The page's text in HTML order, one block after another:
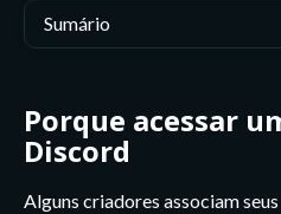
Sumário
Porque acessar
Discord
Alguns criadores associam